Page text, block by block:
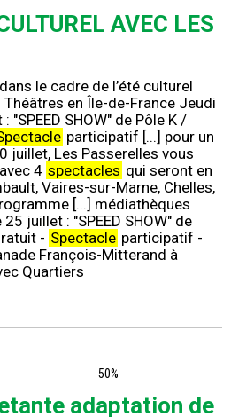
AVEC LES
le cadre de l’été culturel
en Île-de-France Jeudi
SHOW" de Pôle K /
participatif [...] pour un
juillet, Les Passerelles vous
4 spectacles qui seront en
Vaires-sur-Marne, Chelles,
[...] médiathèques
juillet : "SPEED SHOW" de
- Spectacle participatif -
François-Mitterand à
Quartiers
50%
adaptation de